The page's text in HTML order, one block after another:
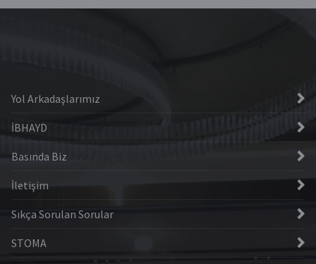
Yol Arkadaşlarımız
İBHAYD
Basında Biz
İletişim
Sıkça Sorulan Sorular
STOMA